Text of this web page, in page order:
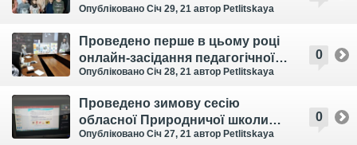
Опубліковано Січ 29, 21 автор Petlitskaya
0
Проведено перше в цьому році
онлайн-засідання педагогічної
ради ЗОЕНЦ
Опубліковано Січ 28, 21 автор Petlitskaya
0
Проведено зимову сесію
обласної Природничої школи
учнівської молоді
Опубліковано Січ 27, 21 автор Petlitskaya